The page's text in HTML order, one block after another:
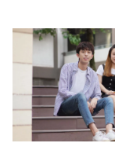
病毒抗体lgG
若甲型肝炎
射疫苗。
学生须自费验
如学生未符
课程内容中